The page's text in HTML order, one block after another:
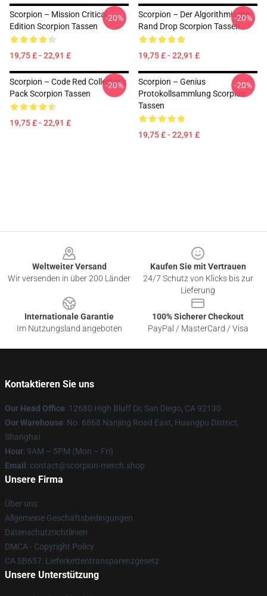
Scorpion – Mission Critical
Edition Scorpion Tassen
19,75 £ - 22,91 £
-20%
Scorpion – Der Algorithmische
Rand Drop Scorpion Tassen
19,75 £ - 22,91 £
-20%
Scorpion – Code Red Collector’s
Pack Scorpion Tassen
19,75 £ - 22,91 £
-20%
Scorpion – Genius
Protokollsammlung Scorpion
Tassen
19,75 £ - 22,91 £
-20%
Weltweiter Versand
Wir versenden in über 200 Länder
Kaufen Sie mit Vertrauen
24/7 Schutz von Klicks bis zur
Lieferung
Internationale Garantie
Im Nutzungsland angeboten
100% Sicherer Checkout
PayPal / MasterCard / Visa
Kontaktieren Sie uns
Our Head Office: 12680 High Bluff Dr, San Diego, CA 92130
Our Warehouse: No. 6868 Nanjing Road East, Huangpu District,
Shanghai
Hour: 9AM – 5PM (Mon – Fri)
Email : contact@scorpion-merch.shop
Unsere Firma
Über uns
Allgemeine Geschäftsbedingungen
Datenschutzrichtlinien
DMCA - Copyright Policy
CA SB657: Lieferkettentransparenzgesetz
Unsere Unterstützung